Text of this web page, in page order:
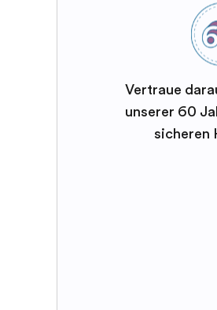
Vertraue
unserer 60
sicheren